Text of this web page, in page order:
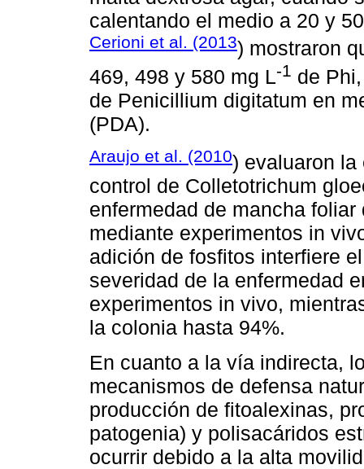
calentando el medio a 20 y
Cerioni et al. (2013) mostraron
469, 498 y 580 mg L-1 de
de Penicillium digitatum en
(PDA).
Araujo et al. (2010) evaluaron
control de Colletotrichum
enfermedad de mancha
mediante experimentos in
adición de fosfitos interfiere
severidad de la enfermedad
experimentos in vivo,
la colonia hasta 94%.
En cuanto a la vía indirecta,
mecanismos de defensa
producción de fitoalexinas,
patogenia) y polisacáridos
ocurrir debido a la alta